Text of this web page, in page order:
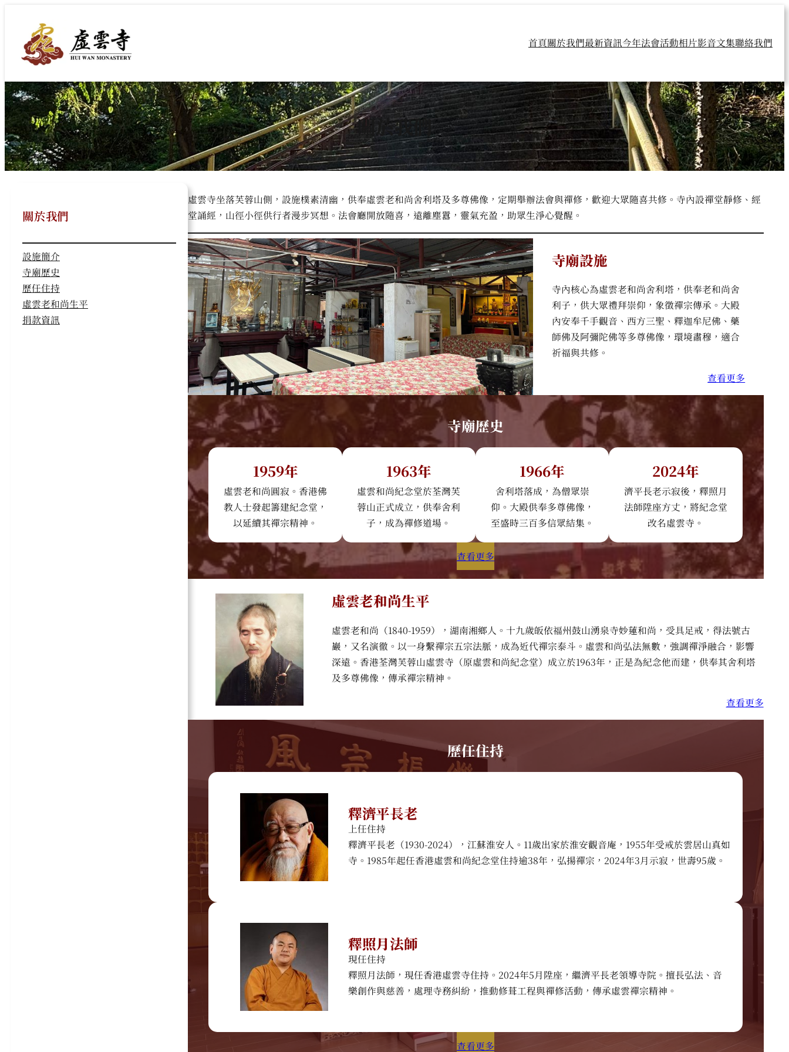
容
首頁關於我們最新資訊今年法會活動相片影音文集聯絡我們
關於我們
關於我們
設施簡介
寺廟歷史
歷任住持
虛雲老和尚生平
捐款資訊
虛雲寺坐落芙蓉山側，設施樸素清幽，供奉虛雲老和尚舍利塔及多尊佛像，定期舉辦法會與禪修，歡迎大眾隨喜共修。寺內設禪堂靜修、經
堂誦經，山徑小徑供行者漫步冥想。法會廳開放隨喜，遠離塵囂，靈氣充盈，助眾生淨心覺醒。
寺廟設施
寺內核心為虛雲老和尚舍利塔，供奉老和尚舍
利子，供大眾禮拜崇仰，象徵禪宗傳承。大殿
內安奉千手觀音、西方三聖、釋迦牟尼佛、藥
師佛及阿彌陀佛等多尊佛像，環境肅穆，適合
祈福與共修。
查看更多
寺廟歷史
1959年
虛雲老和尚圓寂。香港佛
教人士發起籌建紀念堂，
以延續其禪宗精神。
1963年
虛雲和尚紀念堂於荃灣芙
蓉山正式成立，供奉舍利
子，成為禪修道場。
1966年
舍利塔落成，為僧眾崇
仰。大殿供奉多尊佛像，
至盛時三百多信眾結集。
2024年
濟平長老示寂後，釋照月
法師陞座方丈，將紀念堂
改名虛雲寺。
查看更多
虛雲老和尚生平
虛雲老和尚（1840-1959），湖南湘鄉人。十九歲皈依福州鼓山湧泉寺妙蓮和尚，受具足戒，得法號古
巖，又名演徹。以一身繫禪宗五宗法脈，成為近代禪宗泰斗。虛雲和尚弘法無數，強調禪淨融合，影響
深遠。香港荃灣芙蓉山虛雲寺（原虛雲和尚紀念堂）成立於1963年，正是為紀念他而建，供奉其舍利塔
及多尊佛像，傳承禪宗精神。
查看更多
歷任住持
釋濟平長老
上任住持
釋濟平長老（1930-2024），江蘇淮安人。11歲出家於淮安觀音庵，1955年受戒於雲居山真如
寺。1985年起任香港虛雲和尚紀念堂住持逾38年，弘揚禪宗，2024年3月示寂，世壽95歲。
釋照月法師
現任住持
釋照月法師，現任香港虛雲寺住持。2024年5月陞座，繼濟平長老領導寺院。擅長弘法、音
樂創作與慈善，處理寺務糾紛，推動修葺工程與禪修活動，傳承虛雲禪宗精神。
查看更多